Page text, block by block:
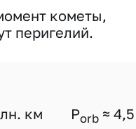
кометы,
перигелий.
км Porb ≈ 4,5